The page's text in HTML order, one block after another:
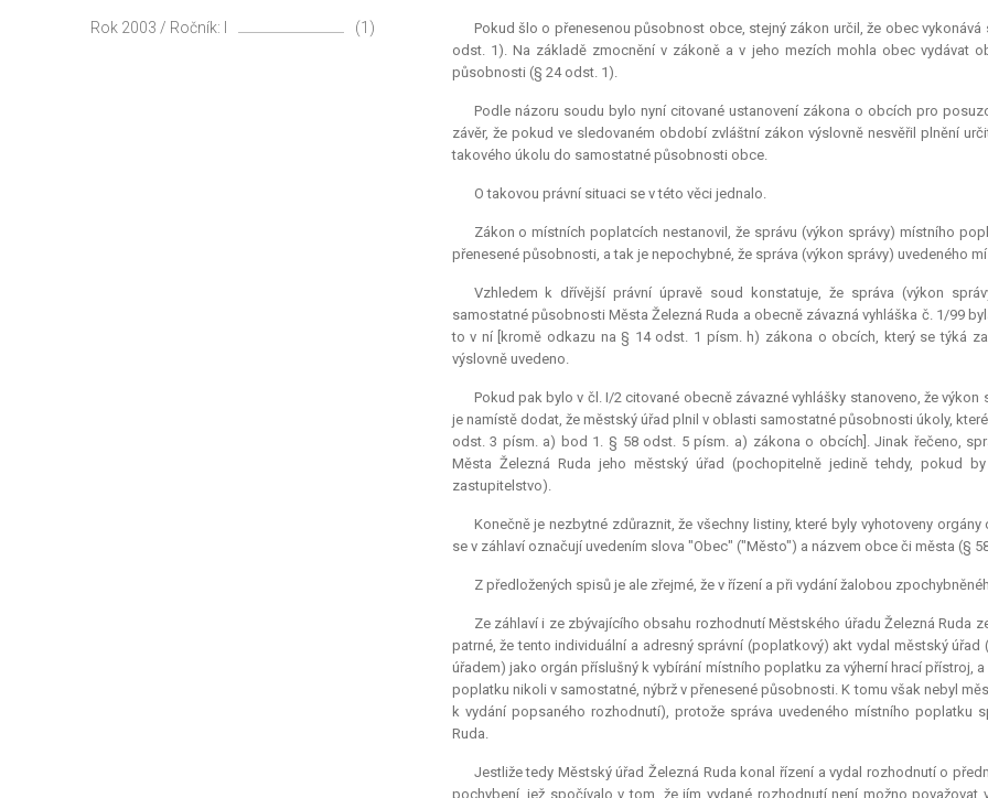
Pokud šlo o přenesenou působnost obce, stejný zákon určil, že obec
odst. 1). Na základě zmocnění v zákoně a v jeho mezích mohla obec vydávat
působnosti (§ 24 odst. 1).
Podle názoru soudu bylo nyní citované ustanovení zákona o obcích pro
závěr, že pokud ve sledovaném období zvláštní zákon výslovně nesvěřil plnění
takového úkolu do samostatné působnosti obce.
O takovou právní situaci se v této věci jednalo.
Zákon o místních poplatcích nestanovil, že správu (výkon správy) místního
přenesené působnosti, a tak je nepochybné, že správa (výkon správy) uvedeného
Vzhledem k dřívější právní úpravě soud konstatuje, že správa (výkon
samostatné působnosti Města Železná Ruda a obecně závazná vyhláška č. 1/99
to v ní [kromě odkazu na § 14 odst. 1 písm. h) zákona o obcích, který se týká
výslovně uvedeno.
Pokud pak bylo v čl. I/2 citované obecně závazné vyhlášky stanoveno, že
je namístě dodat, že městský úřad plnil v oblasti samostatné působnosti úkoly,
odst. 3 písm. a) bod 1. § 58 odst. 5 písm. a) zákona o obcích]. Jinak řečeno,
Města Železná Ruda jeho městský úřad (pochopitelně jedině tehdy, pokud
zastupitelstvo).
Konečně je nezbytné zdůraznit, že všechny listiny, které byly vyhotoveny
se v záhlaví označují uvedením slova "Obec" ("Město") a názvem obce či města (§
Z předložených spisů je ale zřejmé, že v řízení a při vydání žalobou
Ze záhlaví i ze zbývajícího obsahu rozhodnutí Městského úřadu Železná Ruda
patrné, že tento individuální a adresný správní (poplatkový) akt vydal městský
úřadem) jako orgán příslušný k vybírání místního poplatku za výherní hrací přístroj,
poplatku nikoli v samostatné, nýbrž v přenesené působnosti. K tomu však nebyl
k vydání popsaného rozhodnutí), protože správa uvedeného místního poplatku
Ruda.
Jestliže tedy Městský úřad Železná Ruda konal řízení a vydal rozhodnutí o
pochybení, jež spočívalo v tom, že jím vydané rozhodnutí není možno
Rok 2003 / Ročník: I (1)